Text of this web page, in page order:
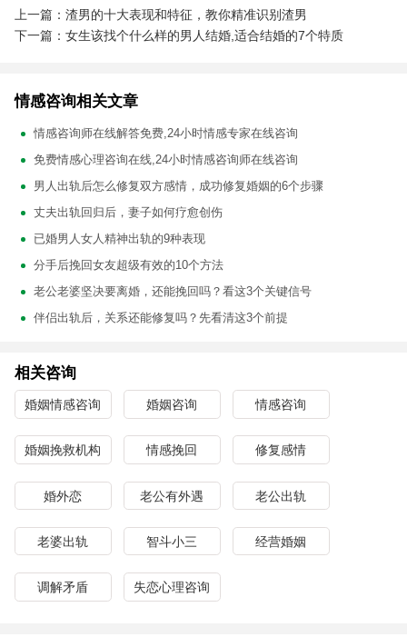
上一篇：渣男的十大表现和特征，教你精准识别渣男
下一篇：女生该找个什么样的男人结婚,适合结婚的7个特质
情感咨询相关文章
情感咨询师在线解答免费,24小时情感专家在线咨询
免费情感心理咨询在线,24小时情感咨询师在线咨询
男人出轨后怎么修复双方感情，成功修复婚姻的6个步骤
丈夫出轨回归后，妻子如何疗愈创伤
已婚男人女人精神出轨的9种表现
分手后挽回女友超级有效的10个方法
老公老婆坚决要离婚，还能挽回吗？看这3个关键信号
伴侣出轨后，关系还能修复吗？先看清这3个前提
相关咨询
婚姻情感咨询 婚姻咨询 情感咨询
婚姻挽救机构 情感挽回 修复感情
婚外恋 老公有外遇 老公出轨
老婆出轨 智斗小三 经营婚姻
调解矛盾 失恋心理咨询